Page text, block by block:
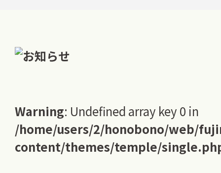
Warning: Undefined array key 0 in
/home/users/2/honobono/web/
content/themes/temple/